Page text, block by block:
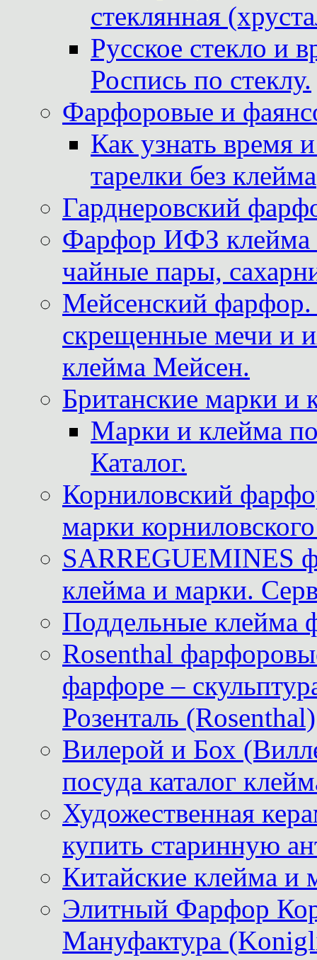
стеклянная
Русское стекло и
Роспись по стеклу.
Фарфоровые и
Как узнать время
тарелки без клейма
Гарднеровский
Фарфор ИФЗ клейма
чайные пары,
Мейсенский фарфор.
скрещенные мечи и
клейма Мейсен.
Британские марки и
Марки и клейма
Каталог.
Корниловский
марки
SARREGUEMINES
клейма и марки.
Поддельные клейма
Rosenthal
фарфоре –
Розенталь (Rosenthal)
Вилерой и Бох
посуда каталог
Художественная
купить старинную
Китайские клейма и
Элитный Фарфор
Мануфактура